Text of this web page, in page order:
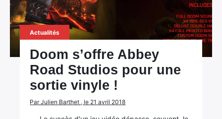
Actualités
Doom s’offre Abbey
Road Studios pour une
sortie vinyle !
Par Julien Barthet , le 21 avril 2018